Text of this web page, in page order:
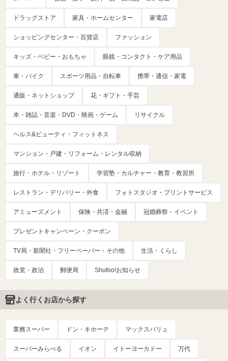
ドラッグストア 家具・ホームセンター 家電店
ショッピングセンター・百貨店 ファッション
キッズ・ベビー・おもちゃ 眼鏡・コンタクト・ケア用品
車・バイク スポーツ用品・自転車 携帯・通信・家電
通販・ネットショップ 花・ギフト・手芸
本・雑誌・音楽・DVD・映画・ゲーム リサイクル
ヘルス&ビューティ・フィットネス
マンション・戸建・リフォーム・レンタル収納
旅行・ホテル・リゾート 学習塾・カルチャー・教育・教習所
レストラン・デリバリー・外食 フォトスタジオ・プリントサービス
アミューズメント 保険・共済・金融 冠婚葬祭・イベント
プレゼントキャンペーン・クーポン
TV局・新聞社・フリーペーパー・その他 生活・くらし
政党・政治 郵便局 Shufoo!お知らせ
よく行くお店から探す
業務スーパー ドン・キホーテ マックスバリュ
スーパーみらべる イオン イトーヨーカドー 万代